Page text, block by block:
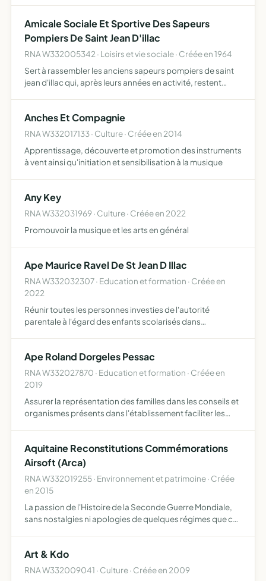
Amicale Sociale Et Sportive Des Sapeurs
Pompiers De Saint Jean D'illac
RNA W332005342 · Loisirs et vie sociale · Créée en 1964
Sert à rassembler les anciens sapeurs pompiers de saint
jean d'illac qui, après leurs années en activité, restent
Anches Et Compagnie
RNA W332017133 · Culture · Créée en 2014
Apprentissage, découverte et promotion des instruments
à vent ainsi qu'initiation et sensibilisation à la musique
Any Key
RNA W332031969 · Culture · Créée en 2022
Promouvoir la musique et les arts en général
Ape Maurice Ravel De St Jean D Illac
RNA W332032307 · Education et formation · Créée en
2022
Réunir toutes les personnes investies de l'autorité
parentale à l'égard des enfants scolarisés dans
autorités c…
Ape Roland Dorgeles Pessac
RNA W332027870 · Education et formation · Créée en
2019
Assurer la représentation des familles dans les conseils et
organismes présents dans l'établissement faciliter les
Aquitaine Reconstitutions Commémorations
Airsoft (Arca)
RNA W332019255 · Environnement et patrimoine · Créée
en 2015
La passion de l'Histoire de la Seconde Guerre Mondiale,
sans nostalgies ni apologies de quelques régimes que ce
Art & Kdo
RNA W332009041 · Culture · Créée en 2009